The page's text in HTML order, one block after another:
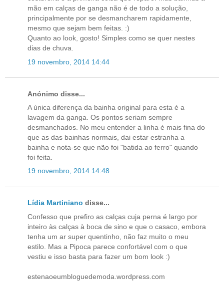
mão em calças de ganga não é de todo a solução,
principalmente por se desmancharem rapidamente,
mesmo que sejam bem feitas. :)
Quanto ao look, gosto! Simples como se quer nestes
dias de chuva.
19 novembro, 2014 14:44
Anónimo disse...
A única diferença da bainha original para esta é a
lavagem da ganga. Os pontos seriam sempre
desmanchados. No meu entender a linha é mais fina do
que as das bainhas normais, dai estar estranha a
bainha e nota-se que não foi "batida ao ferro" quando
foi feita.
19 novembro, 2014 14:48
Lídia Martiniano disse...
Confesso que prefiro as calças cuja perna é largo por
inteiro às calças à boca de sino e que o casaco, embora
tenha um ar super quentinho, não faz muito o meu
estilo. Mas a Pipoca parece confortável com o que
vestiu e isso basta para fazer um bom look :)
estenaoeumbloguedemoda.wordpress.com